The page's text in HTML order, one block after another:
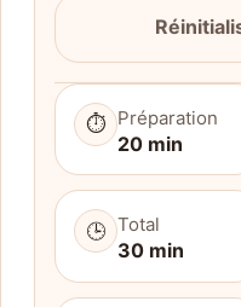
⏱️ Préparation
20 min
🕒 Total
30 min